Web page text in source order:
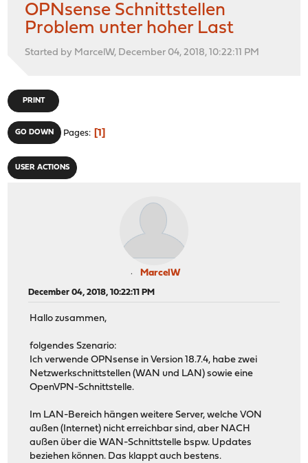
OPNsense Schnittstellen
Problem unter hoher Last
Started by MarcelW, December 04, 2018, 10:22:11 PM
PRINT
GO DOWN Pages 1
USER ACTIONS
MarcelW
December 04, 2018, 10:22:11 PM
Hallo zusammen,
folgendes Szenario:
Ich verwende OPNsense in Version 18.7.4, habe zwei
Netzwerkschnittstellen (WAN und LAN) sowie eine
OpenVPN-Schnittstelle.
Im LAN-Bereich hängen weitere Server, welche VON
außen (Internet) nicht erreichbar sind, aber NACH
außen über die WAN-Schnittstelle bspw. Updates
beziehen können. Das klappt auch bestens.